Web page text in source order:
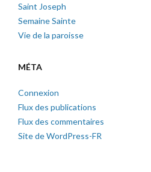
Saint Joseph
Semaine Sainte
Vie de la paroisse
MÉTA
Connexion
Flux des publications
Flux des commentaires
Site de WordPress-FR